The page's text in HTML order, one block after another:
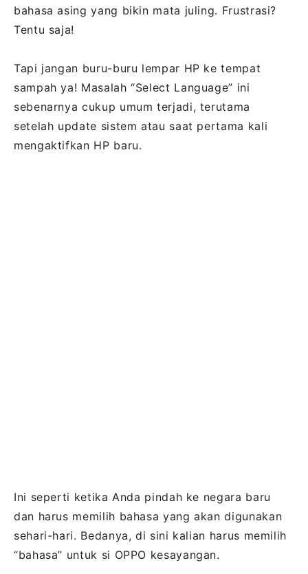
bahasa asing yang bikin mata juling. Frustrasi?
Tentu saja!
Tapi jangan buru-buru lempar HP ke tempat
sampah ya! Masalah “Select Language” ini
sebenarnya cukup umum terjadi, terutama
setelah update sistem atau saat pertama kali
mengaktifkan HP baru.
Ini seperti ketika Anda pindah ke negara baru
dan harus memilih bahasa yang akan digunakan
sehari-hari. Bedanya, di sini kalian harus memilih
“bahasa” untuk si OPPO kesayangan.